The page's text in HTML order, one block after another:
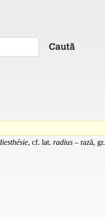
, cf. lat. radius – rază, gr.